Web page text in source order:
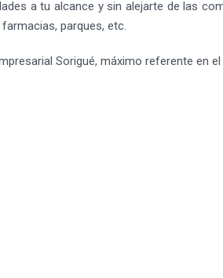
a tu alcance y sin alejarte de las
parques, etc.
Sorigué, máximo referente en